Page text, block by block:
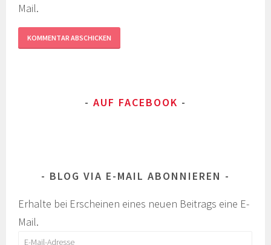
Mail.
AUF FACEBOOK
BLOG VIA E-MAIL ABONNIEREN
Erhalte bei Erscheinen eines neuen Beitrags eine E-
Mail.
E-